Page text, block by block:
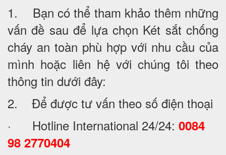
1. Bạn có thể tham khảo thêm những
vấn đề sau để lựa chọn Két sắt chống
cháy an toàn phù hợp với nhu cầu của
mình hoặc liên hệ với chúng tôi theo
thông tin dưới đây:
2. Để được tư vấn theo số điện thoại
· Hotline International 24/24: 0084
98 2770404